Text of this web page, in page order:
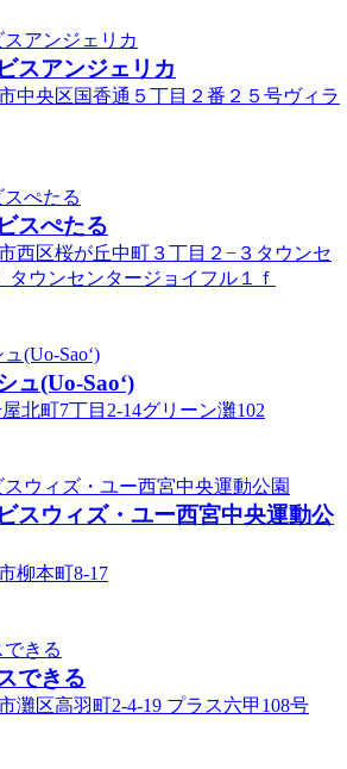
スアンジェリカ
中央区国香通５丁目２番２５号ヴィラ
スぺたる
西区桜が丘中町３丁目２−３タウンセ
タウンセンタージョイフル１ｆ
ュ(Uo-Sao‘)
北町7丁目2-14グリーン灘102
スウィズ・ユー西宮中央運動公
柳本町8-17
できる
灘区高羽町2-4-19 プラス六甲108号